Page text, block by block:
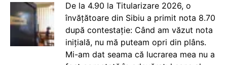
De la 4.90 la Titularizare 2026, o
învățătoare din Sibiu a primit nota 8.70
după contestație: Când am văzut nota
inițială, nu mă puteam opri din plâns.
Mi-am dat seama că lucrarea mea nu a